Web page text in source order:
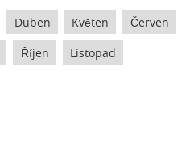
Duben Květen Červen
Říjen Listopad